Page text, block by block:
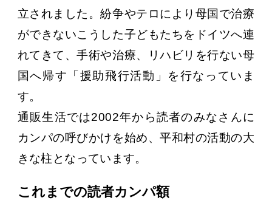
立されました。紛争やテロにより母国で治療
ができないこうした子どもたちをドイツへ連
れてきて、手術や治療、リハビリを行ない母
国へ帰す「援助飛行活動」を行なっていま
す。
通販生活では2002年から読者のみなさんに
カンパの呼びかけを始め、平和村の活動の大
きな柱となっています。
これまでの読者カンパ額